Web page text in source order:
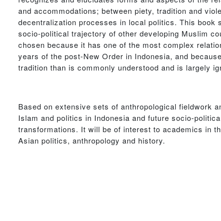
and accommodations; between piety, tradition and
decentralization processes in local politics. This
socio-political trajectory of other developing Muslim
chosen because it has one of the most complex
years of the post-New Order in Indonesia, and
tradition than is commonly understood and is largely
Based on extensive sets of anthropological fieldwork
Islam and politics in Indonesia and future socio-
transformations. It will be of interest to academics in
Asian politics, anthropology and history.